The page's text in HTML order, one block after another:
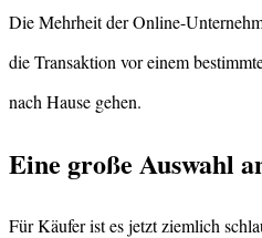
Die Mehrheit der Online-
die Transaktion vor einem
nach Hause gehen.
Eine große Auswahl
Für Käufer ist es jetzt ziemlich